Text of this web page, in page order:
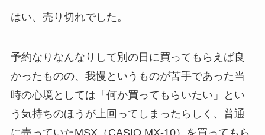
はい、売り切れでした。
予約なりなんなりして別の日に買ってもらえば良
かったものの、我慢というものが苦手であった当
時の心境としては「何か買ってもらいたい」とい
う気持ちのほうが上回ってしまったらしく、普通
に売っていたMSX（CASIO MX-10）を買ってもら